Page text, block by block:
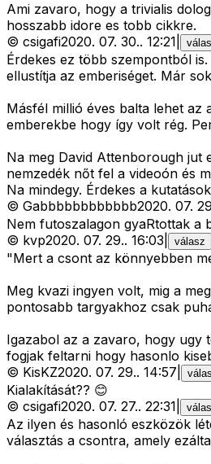
Ami zavaro, hogy a trivialis
hosszabb idore es tobb cikkre.
© csigafi2020. 07. 30.. 12:21
Érdekes ez több szempontból
ellustítja az emberiséget. Már
Másfél millió éves balta lehet az
emberekbe hogy így volt rég.
Na meg David Attenborough jut
nemzedék nőt fel a videoón és
Na mindegy. Érdekes a
© Gabbbbbbbbbbbb2020. 07.
Nem futoszalagon gyaRtottak a
© kvp2020. 07. 29.. 16:03 válasz
"Mert a csont az könnyebben
Meg kvazi ingyen volt, mig a
pontosabb targyakhoz csak
Igazabol az a zavaro, hogy ugy
fogjak feltarni hogy hasonlo
© KisKZ2020. 07. 29.. 14:57
Kialakítását?? 😊
© csigafi2020. 07. 27.. 22:31
Az ilyen és hasonló eszközök
választás a csontra, amely